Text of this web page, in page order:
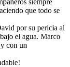
que todo se
por su pericia al
el agua. Marco
con un